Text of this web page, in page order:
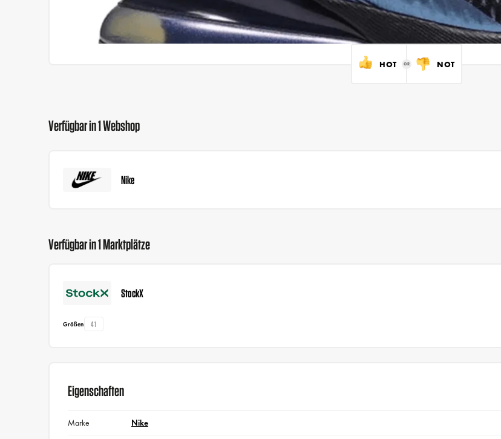
HOT NOT
Verfügbar in 1 Webshop
Nike
Verfügbar in 1 Marktplätze
StockX
Größen 41
Eigenschaften
Marke Nike